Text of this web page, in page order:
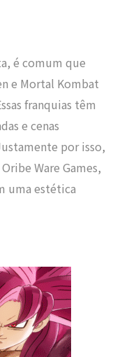
é comum que
e Mortal Kombat
franquias têm
e cenas
por isso,
Ware Games,
uma estética